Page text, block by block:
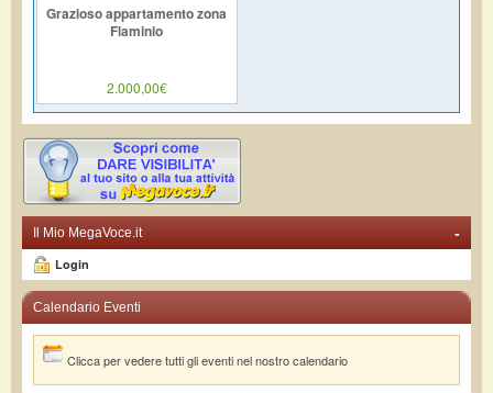
Grazioso appartamento zona
Flaminio
2.000,00€
-
Il Mio MegaVoce.it
Login
Calendario Eventi
Clicca per vedere tutti gli eventi nel nostro calendario